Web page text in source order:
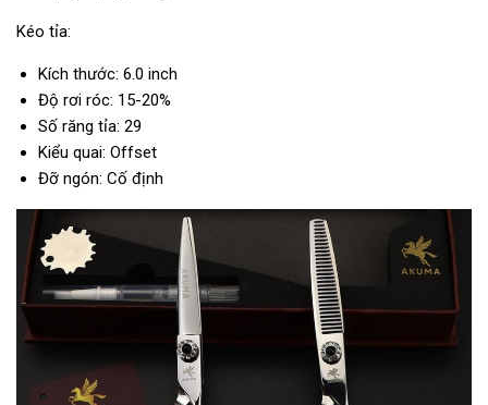
Kéo tỉa:
Kích thước: 6.0 inch
Độ rơi róc: 15-20%
Số răng tỉa: 29
Kiểu quai: Offset
Đỡ ngón: Cố định